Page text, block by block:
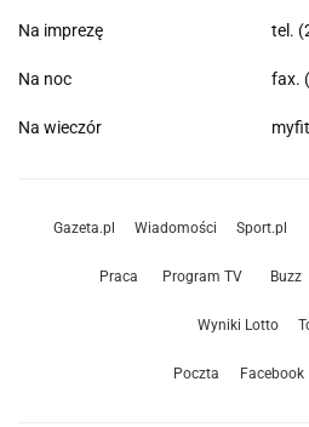
Na imprezę
Na noc
Na wieczór
tel.
fax.
Gazeta.pl Wiadomości Sport.pl
Praca Program TV Buzz
Wyniki Lotto
Poczta Facebook